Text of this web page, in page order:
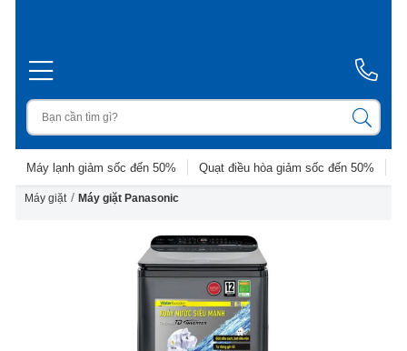
Máy lạnh giảm sốc đến 50% Quạt điều hòa giảm sốc đến 50%
Máy giặt / Máy giặt Panasonic